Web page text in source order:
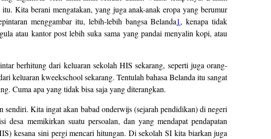
Kita berani mengatakan, yang juga anak-anak eropa yang berumur
menggambar itu, lebih-lebih bangsa Belanda1, kenapa tidak
atau kantor post lebih suka sama yang pandai menyalin kopi, atau
berhitung dari keluaran sekolah HIS sekarang, seperti juga orang-
keluaran kweekschool sekarang. Tentulah bahasa Belanda itu sangat
Cuma apa yang tidak bisa saja yang diterangkan.
sendiri. Kita ingat akan babad onderwijs (sejarah pendidikan) di negeri
memikirkan suatu persoalan, dan yang mendapat pendapatan
kesana sini pergi mencari hitungan. Di sekolah SI kita biarkan juga